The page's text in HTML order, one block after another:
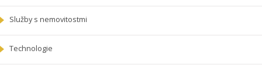
Služby s nemovitostmi
Technologie